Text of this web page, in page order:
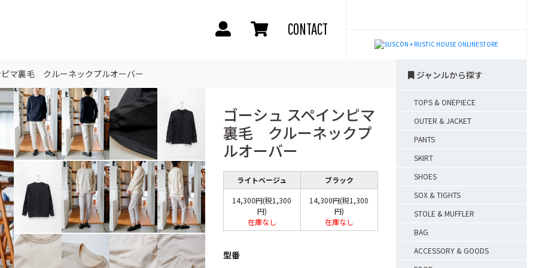
CONTACT
ピマ裏毛 クルーネックプルオーバー
ゴーシュ スペインピマ
裏毛 クルーネックプ
ルオーバー
ライトベージュ
ブラック
14,300円(税1,300
円)
在庫なし
14,300円(税1,300
円)
在庫なし
型番
ジャンルから探す
TOPS & ONEPIECE
OUTER & JACKET
PANTS
SKIRT
SHOES
SOX & TIGHTS
STOLE & MUFFLER
BAG
ACCESSORY & GOODS